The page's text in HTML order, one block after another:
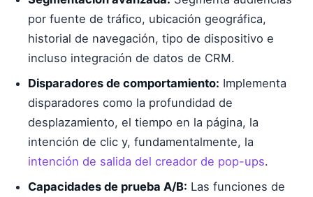
por fuente de tráfico, ubicación geográfica,
historial de navegación, tipo de dispositivo e
incluso integración de datos de CRM.
Disparadores de comportamiento: Implementa
disparadores como la profundidad de
desplazamiento, el tiempo en la página, la
intención de clic y, fundamentalmente, la
intención de salida del creador de pop-ups.
Capacidades de prueba A/B: Las funciones de